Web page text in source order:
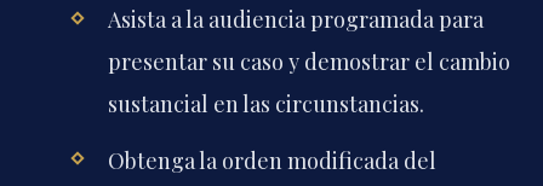
Asista a la audiencia programada para
presentar su caso y demostrar el cambio
sustancial en las circunstancias.
Obtenga la orden modificada del